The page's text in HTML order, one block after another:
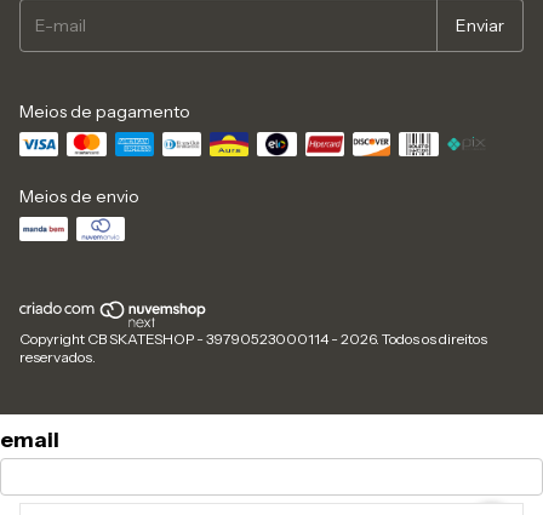
Meios de pagamento
Meios de envio
Copyright CB SKATESHOP - 39790523000114 - 2026. Todos os direitos
reservados.
email